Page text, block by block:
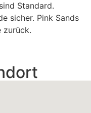
Standard.
sicher. Pink Sands
zurück.